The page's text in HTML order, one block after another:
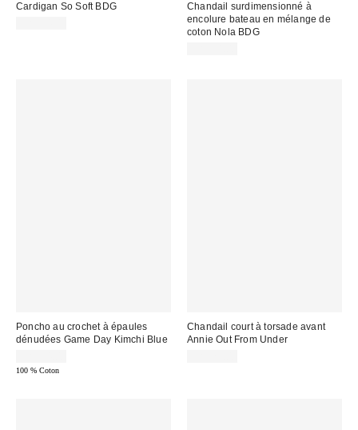
Cardigan So Soft BDG
Chandail surdimensionné à
encolure bateau en mélange de
coton Nola BDG
Poncho au crochet à épaules
dénudées Game Day Kimchi Blue
100 % Coton
Chandail court à torsade avant
Annie Out From Under